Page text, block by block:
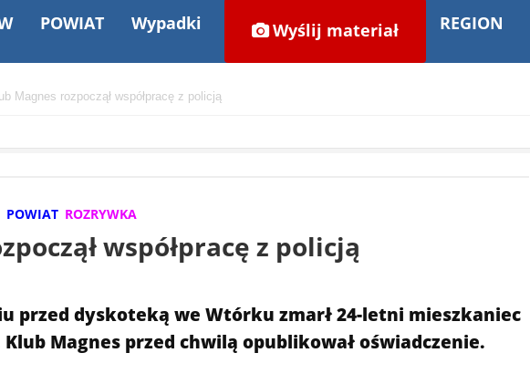
POWIAT Wypadki Wyślij materiał REGION
Magnes rozpoczął współpracę z policją
POWIAT ROZRYWKA
współpracę z policją
przed dyskoteką we Wtórku zmarł 24-letni mieszkaniec
Magnes przed chwilą opublikował oświadczenie.